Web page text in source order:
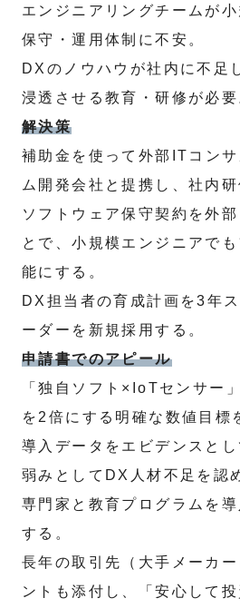
エンジニアリングチームが
保守・運用体制に不安。
DXのノウハウが社内に不足
浸透させる教育・研修が必要
解決策
補助金を使って外部ITコン
ム開発会社と提携し、社内研
ソフトウェア保守契約を外
とで、小規模エンジニアで
能にする。
DX担当者の育成計画を3年
ーダーを新規採用する。
申請書でのアピール
「独自ソフト×IoTセンサー
を2倍にする明確な数値目標
導入データをエビデンスとし
弱みとしてDX人材不足を認
専門家と教育プログラムを
する。
長年の取引先（大手メーカ
ントも添付し、「安心して